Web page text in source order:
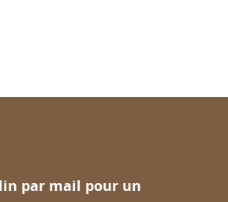
par mail pour un